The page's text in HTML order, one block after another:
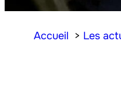
Accueil Les